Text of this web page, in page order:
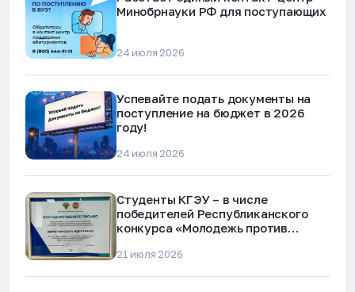
Минобрнауки РФ для поступающих
24 июля 2026
Успевайте подать документы на
поступление на бюджет в 2026
году!
24 июля 2026
Студенты КГЭУ – в числе
победителей Республиканского
конкурса «Молодежь против
мошенничества»
21 июля 2026